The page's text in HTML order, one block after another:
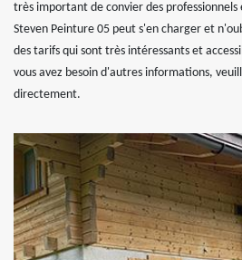
très important de convier des professionnels
Steven Peinture 05 peut s'en charger et
des tarifs qui sont très intéressants et
vous avez besoin d'autres informations,
directement.